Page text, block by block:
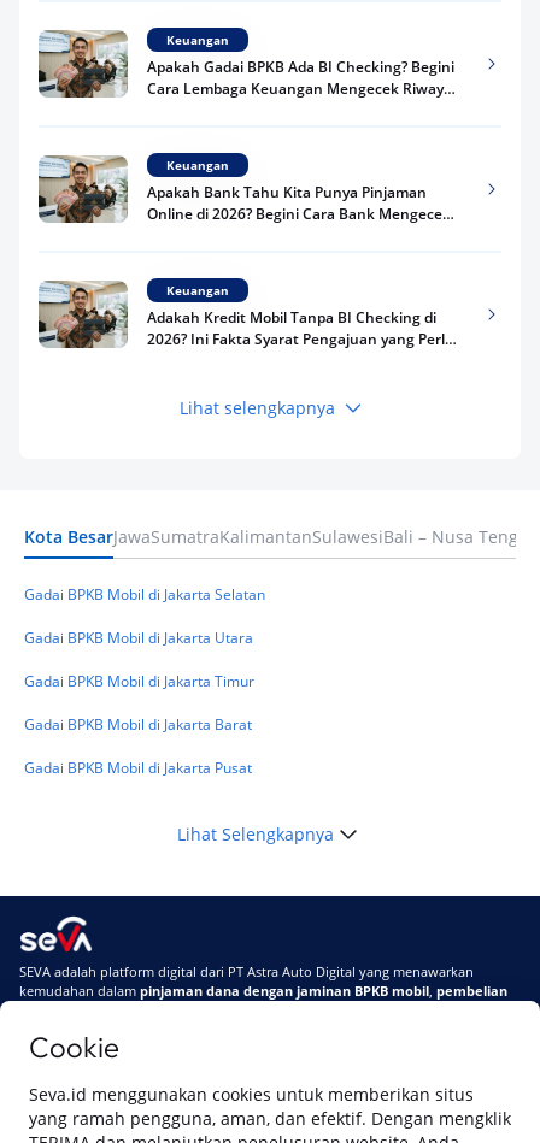
Cookie
Seva.id menggunakan cookies untuk memberikan situs
yang ramah pengguna, aman, dan efektif. Dengan mengklik
Keuangan
Apakah Gadai BPKB Ada BI Checking? Begini
Cara Lembaga Keuangan Mengecek Riwayat
Keuangan
Apakah Bank Tahu Kita Punya Pinjaman
Online di 2026? Begini Cara Bank Mengecek
Keuangan
Adakah Kredit Mobil Tanpa BI Checking di
2026? Ini Fakta Syarat Pengajuan yang Perlu
Keuangan
Keuangan
Masuk BI Checking? Simak Peraturan
Lihat selengkapnya
Kota BesarJawaSumatraKalimantanSulawesiBali – Nusa
Gadai BPKB Mobil di Jakarta Selatan
Gadai BPKB Mobil di Jakarta Utara
Gadai BPKB Mobil di Jakarta Timur
Gadai BPKB Mobil di Jakarta Barat
Gadai BPKB Mobil di Jakarta Pusat
Lihat Selengkapnya
SEVA adalah platform digital dari PT Astra Auto Digital yang menawarkan
kemudahan dalam pinjaman dana dengan jaminan BPKB mobil pembelian
Di SEVA, BPKB mobilmu #BisaJadiDuit
Tentang SEVASyarat & Ketentuan
Pemberitahuan Privasi